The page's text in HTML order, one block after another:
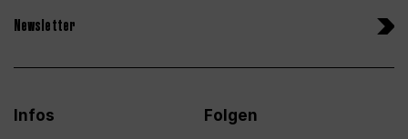
Newsletter
Infos
Folgen